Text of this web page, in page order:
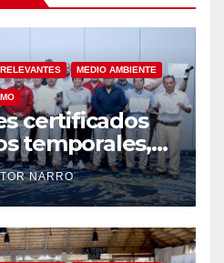
MEDIO AMBIENTE
certificados
temporales,
Cabos
y
seguro
NARRO